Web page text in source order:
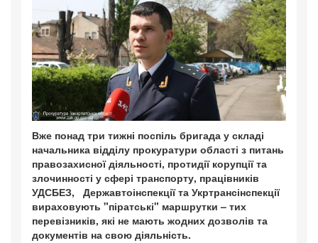
Вже понад три тижні поспіль бригада у складі
начальника відділу прокуратури області з питань
правозахисної діяльності, протидії корупції та
злочинності у сфері транспорту, працівників
УДСБЕЗ, Державтоінспекції та Укртрансінспекції
вираховують "піратські" маршрутки – тих
перевізників, які не мають жодних дозволів та
документів на свою діяльність.